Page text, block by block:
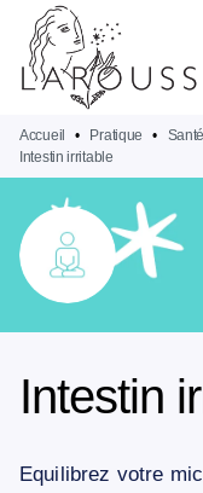
MENU
PIED DE PAGE
Accueil • Pratique •
Intestin irritable
Intestin
Equilibrez votre